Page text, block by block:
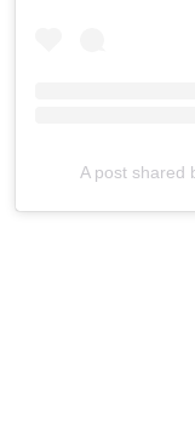
A post shared